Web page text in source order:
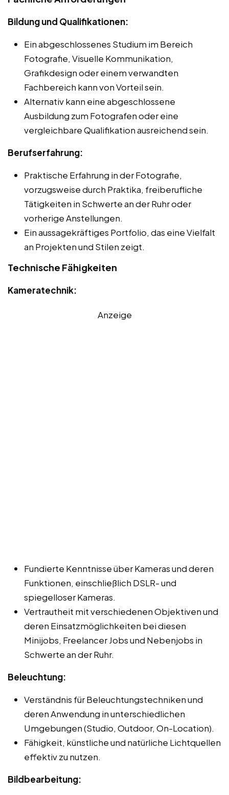
Bildung und Qualifikationen:
Ein abgeschlossenes Studium im Bereich
Fotografie, Visuelle Kommunikation,
Grafikdesign oder einem verwandten
Fachbereich kann von Vorteil sein.
Alternativ kann eine abgeschlossene
Ausbildung zum Fotografen oder eine
vergleichbare Qualifikation ausreichend sein.
Berufserfahrung:
Praktische Erfahrung in der Fotografie,
vorzugsweise durch Praktika, freiberufliche
Tätigkeiten in Schwerte an der Ruhr oder
vorherige Anstellungen.
Ein aussagekräftiges Portfolio, das eine Vielfalt
an Projekten und Stilen zeigt.
Technische Fähigkeiten
Kameratechnik:
Anzeige
Fundierte Kenntnisse über Kameras und deren
Funktionen, einschließlich DSLR- und
spiegelloser Kameras.
Vertrautheit mit verschiedenen Objektiven und
deren Einsatzmöglichkeiten bei diesen
Minijobs, Freelancer Jobs und Nebenjobs in
Schwerte an der Ruhr.
Beleuchtung:
Verständnis für Beleuchtungstechniken und
deren Anwendung in unterschiedlichen
Umgebungen (Studio, Outdoor, On-Location).
Fähigkeit, künstliche und natürliche Lichtquellen
effektiv zu nutzen.
Bildbearbeitung: